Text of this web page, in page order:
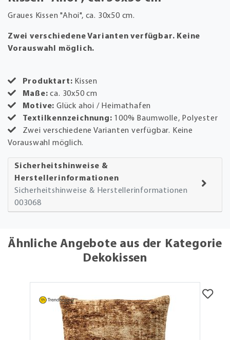
Graues Kissen "Ahoi", ca. 30x50 cm.
Zwei verschiedene Varianten verfügbar. Keine
Vorauswahl möglich.
Produktart: Kissen
Maße:ca. 30x50 cm
Motive:Glück ahoi / Heimathafen
Textilkennzeichnung: 100% Baumwolle, Polyester
Zwei verschiedene Varianten verfügbar. Keine
Vorauswahl möglich.
Sicherheitshinweise &
Herstellerinformationen
Sicherheitshinweise & Herstellerinformationen
003068
Ähnliche Angebote aus der Kategorie
Dekokissen